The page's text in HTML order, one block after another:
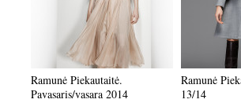
Ramunė Piekautaitė.
Pavasaris/vasara 2014
Ramunė
13/14